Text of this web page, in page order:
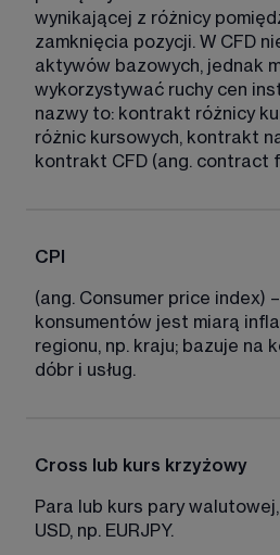
wynikającej z różnicy
zamknięcia pozycji. W CFD
aktywów bazowych, jednak
wykorzystywać ruchy cen
nazwy to: kontrakt różnicy
różnic kursowych, kontrakt
kontrakt CFD (ang. contract
CPI
(ang. Consumer price index)
konsumentów jest miarą
regionu, np. kraju; bazuje na
dóbr i usług.
Cross lub kurs krzyżowy
Para lub kurs pary
USD, np. EURJPY.